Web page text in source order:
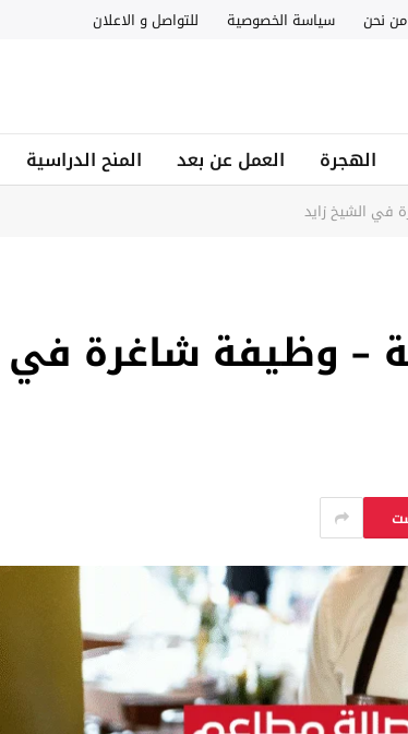
من نحن سياسة الخصوصية للتواصل و الاعلان
الهجرة العمل عن بعد المنح الدراسية
في الشيخ زايد
– وظيفة شاغرة في